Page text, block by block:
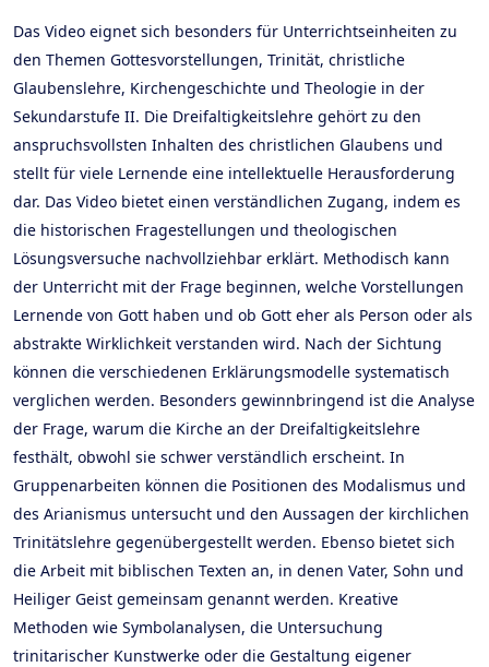
Das Video eignet sich besonders für Unterrichtseinheiten zu
den Themen Gottesvorstellungen, Trinität, christliche
Glaubenslehre, Kirchengeschichte und Theologie in der
Sekundarstufe II. Die Dreifaltigkeitslehre gehört zu den
anspruchsvollsten Inhalten des christlichen Glaubens und
stellt für viele Lernende eine intellektuelle Herausforderung
dar. Das Video bietet einen verständlichen Zugang, indem es
die historischen Fragestellungen und theologischen
Lösungsversuche nachvollziehbar erklärt. Methodisch kann
der Unterricht mit der Frage beginnen, welche Vorstellungen
Lernende von Gott haben und ob Gott eher als Person oder als
abstrakte Wirklichkeit verstanden wird. Nach der Sichtung
können die verschiedenen Erklärungsmodelle systematisch
verglichen werden. Besonders gewinnbringend ist die Analyse
der Frage, warum die Kirche an der Dreifaltigkeitslehre
festhält, obwohl sie schwer verständlich erscheint. In
Gruppenarbeiten können die Positionen des Modalismus und
des Arianismus untersucht und den Aussagen der kirchlichen
Trinitätslehre gegenübergestellt werden. Ebenso bietet sich
die Arbeit mit biblischen Texten an, in denen Vater, Sohn und
Heiliger Geist gemeinsam genannt werden. Kreative
Methoden wie Symbolanalysen, die Untersuchung
trinitarischer Kunstwerke oder die Gestaltung eigener